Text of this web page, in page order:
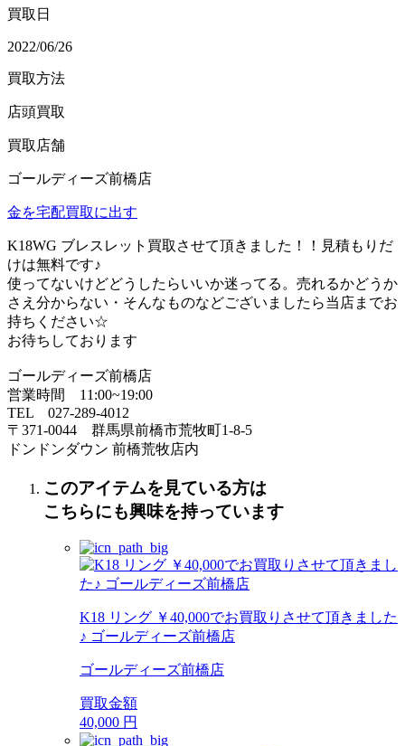
買取日
2022/06/26
買取方法
店頭買取
買取店舗
ゴールディーズ前橋店
金を宅配買取に出す
K18WG ブレスレット買取させて頂きました！！見積もりだ
けは無料です♪
使ってないけどどうしたらいいか迷ってる。売れるかどうか
さえ分からない・そんなものなどございましたら当店までお
持ちください☆
お待ちしております
ゴールディーズ前橋店
営業時間 11:00~19:00
TEL 027-289-4012
〒371-0044 群馬県前橋市荒牧町1-8-5
ドンドンダウン 前橋荒牧店内
このアイテムを見ている方は
こちらにも興味を持っています
K18 リング ￥40,000でお買取りさせて頂きました
♪ ゴールディーズ前橋店
ゴールディーズ前橋店
買取金額
40,000 円